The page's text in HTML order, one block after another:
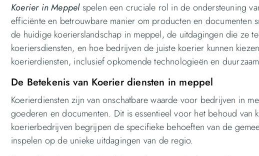
Koerierin Meppelspelen een cruciale rol in de ondersteuning
efficiënte en betrouwbare manier om producten en
de huidige koerierslandschap in meppel, de uitdagingen die ze
koeriersdiensten, en hoe bedrijven de juiste koerier kunnen
koerierdiensten, inclusief opkomende technologieën en
De Betekenis van Koerier diensten in meppel
Koerierdiensten zijn van onschatbare waarde voor bedrijven in
goederen en documenten. Dit is essentieel voor het behoud van
koerierbedrijven begrijpen de specifieke behoeften van de
inspelen op de unieke uitdagingen van de regio.